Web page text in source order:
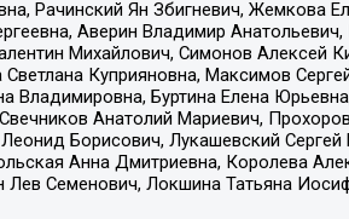
Рачинский Ян Збигневич,
Аверин Владимир
Михайлович, Симонов Алексей
Куприяновна, Максимов
Владимировна, Буртина Елена
Анатолий Мариевич,
Борисович, Лукашевский
Анна Дмитриевна, Королева
Лев Семенович, Локшина Татьяна